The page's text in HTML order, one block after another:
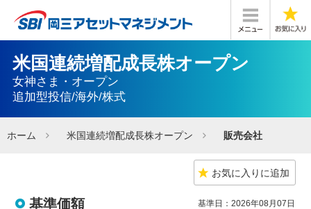
米国連続増配成長株オープン
女神さま・オープン
追加型投信/海外/株式
ホーム 米国連続増配成長株オープン 販売会社
お気に入りに追加
基準価額 基準日：2026年08月07日